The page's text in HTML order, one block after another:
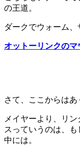
の王道。
ダークでウォーム、
オットーリンクのマ
さて、ここからは
メイヤーより、リ
スっていうのは、
中には。